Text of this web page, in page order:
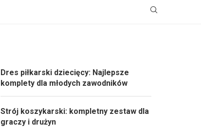
Dres piłkarski dziecięcy: Najlepsze
komplety dla młodych zawodników
Strój koszykarski: kompletny zestaw dla
graczy i drużyn